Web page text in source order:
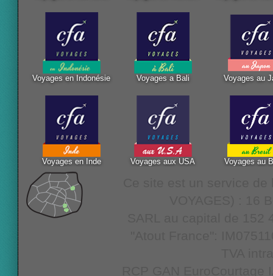
Voyages en Indonésie Voyages a Bali Voyages au
Voyages en Inde Voyages aux USA Voyages au